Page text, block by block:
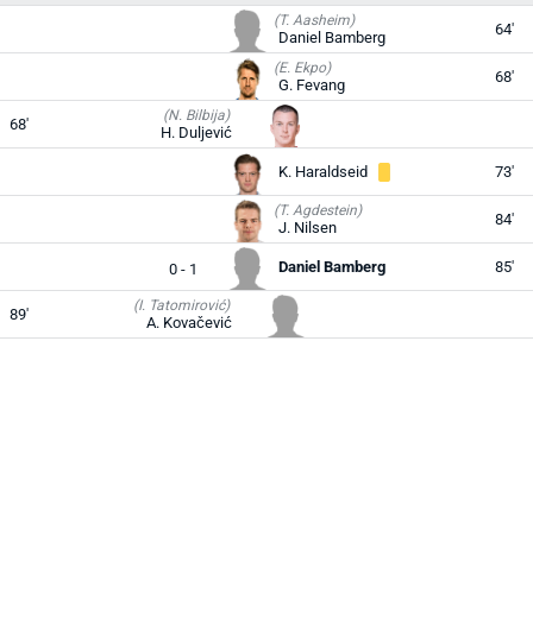
(T. Aasheim)
Daniel Bamberg 64'
(E. Ekpo)
G. Fevang 68'
68' (N. Bilbija)
H. Duljević
K. Haraldseid 73'
(T. Agdestein)
J. Nilsen 84'
0 - 1 Daniel Bamberg 85'
89' (I. Tatomirović)
A. Kovačević